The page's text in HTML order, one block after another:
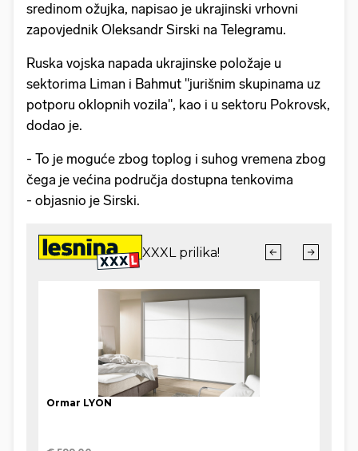
sredinom ožujka, napisao je ukrajinski vrhovni
zapovjednik Oleksandr Sirski na Telegramu.
Ruska vojska napada ukrajinske položaje u
sektorima Liman i Bahmut "jurišnim skupinama uz
potporu oklopnih vozila", kao i u sektoru Pokrovsk,
dodao je.
- To je moguće zbog toplog i suhog vremena zbog
čega je većina područja dostupna tenkovima
- objasnio je Sirski.